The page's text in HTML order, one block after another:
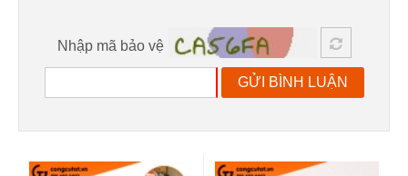
Nhập mã bảo vệ
GỬI BÌNH LUẬN